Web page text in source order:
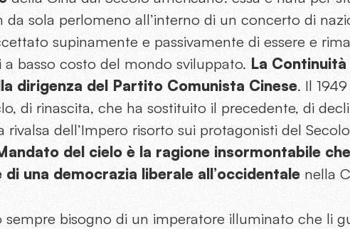
da sola perlomeno all’interno di un concerto di
supinamente e passivamente di essere e
a basso costo del mondo sviluppato. La
dirigenza del Partito Comunista Cinese. Il
di rinascita, che ha sostituito il precedente, di
rivalsa dell’Impero risorto sui protagonisti del
del cielo è la ragione insormontabile
di una democrazia liberale all’occidentale nella
sempre bisogno di un imperatore illuminato che li